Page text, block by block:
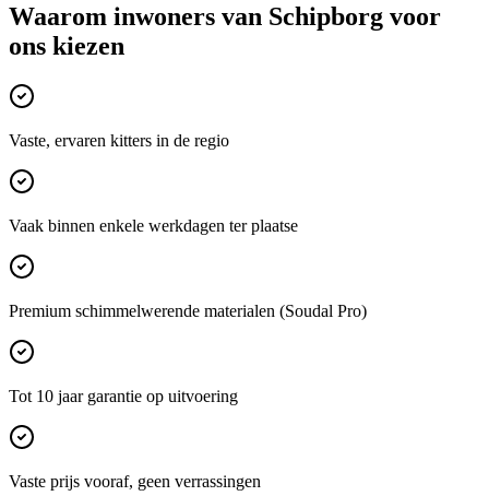
Waarom inwoners van Schipborg voor
ons kiezen
Vaste, ervaren kitters in de regio
Vaak binnen enkele werkdagen ter plaatse
Premium schimmelwerende materialen (Soudal Pro)
Tot 10 jaar garantie op uitvoering
Vaste prijs vooraf, geen verrassingen